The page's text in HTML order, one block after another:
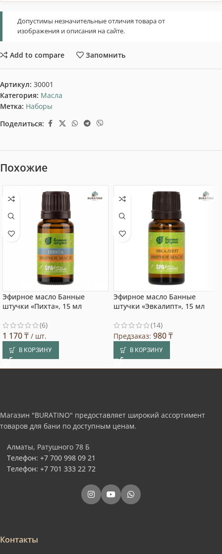
Допустимы незначительные отличия товара от
изображения и описания на сайте.
Add to compare Запомнить
Артикул: 30001
Категория: Масла
Метка: Наборы
Поделиться:
Похожие
Эфирное масло Банные
штучки «Пихта», 15 мл
(6)
1 170₸ / шт.
В КОРЗИНУ
Эфирное масло Банные
штучки «Эвкалипт», 15 мл
(14)
Предзаказ: 980₸
В КОРЗИНУ
Магазин "BURATINO" предоставляет широкий ассортимент
товаров для бани по доступным ценам.
Алматы, Ратушного 78 Б
Телефон: +7 700 998 09 21
Телефон: +7 701 333 22 72
Контакты